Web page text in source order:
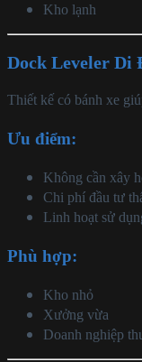
Kho lạnh
Dock Leveler Di
Thiết kế có bánh xe
Ưu điểm:
Không cần xây
Chi phí đầu tư
Linh hoạt sử
Phù hợp:
Kho nhỏ
Xưởng vừa
Doanh nghiệp